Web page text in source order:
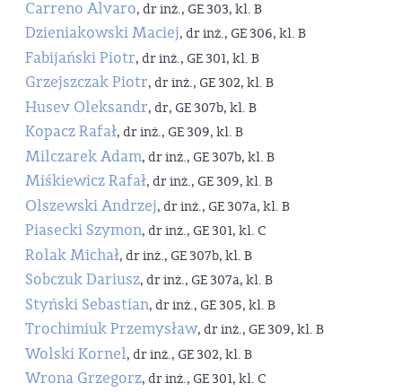
Carreno Alvaro, dr inż., GE 303, kl. B
Dzieniakowski Maciej, dr inż., GE 306, kl. B
Fabijański Piotr, dr inż., GE 301, kl. B
Grzejszczak Piotr, dr inż., GE 302, kl. B
Husev Oleksandr, dr, GE 307b, kl. B
Kopacz Rafał, dr inż., GE 309, kl. B
Milczarek Adam, dr inż., GE 307b, kl. B
Miśkiewicz Rafał, dr inż., GE 309, kl. B
Olszewski Andrzej, dr inż., GE 307a, kl. B
Piasecki Szymon, dr inż., GE 301, kl. C
Rolak Michał, dr inż., GE 307b, kl. B
Sobczuk Dariusz, dr inż., GE 307a, kl. B
Styński Sebastian, dr inż., GE 305, kl. B
Trochimiuk Przemysław, dr inż., GE 309, kl. B
Wolski Kornel, dr inż., GE 302, kl. B
Wrona Grzegorz, dr inż., GE 301, kl. C